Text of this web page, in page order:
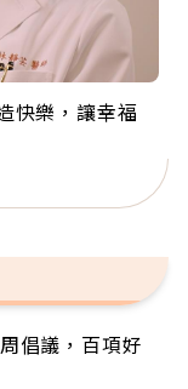
快樂，讓幸福
年 「台灣是我
「蛋黃哥小
後才開始真
年長羽球選
琴還登上小
倡議，百項好